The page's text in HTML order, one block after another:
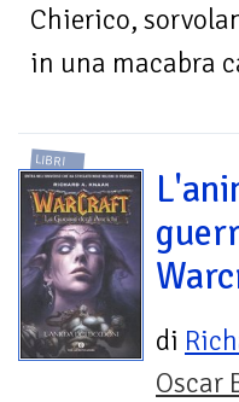
Chierico,
in una macabra
LIBRI
di
Oscar